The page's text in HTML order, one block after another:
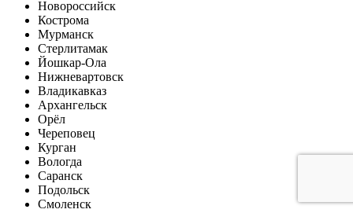
Новороссийск
Кострома
Мурманск
Стерлитамак
Йошкар-Ола
Нижневартовск
Владикавказ
Архангельск
Орёл
Череповец
Курган
Вологда
Саранск
Подольск
Смоленск